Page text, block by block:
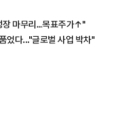
장 마무리…목표주가↑"
었다..."글로벌 사업 박차"